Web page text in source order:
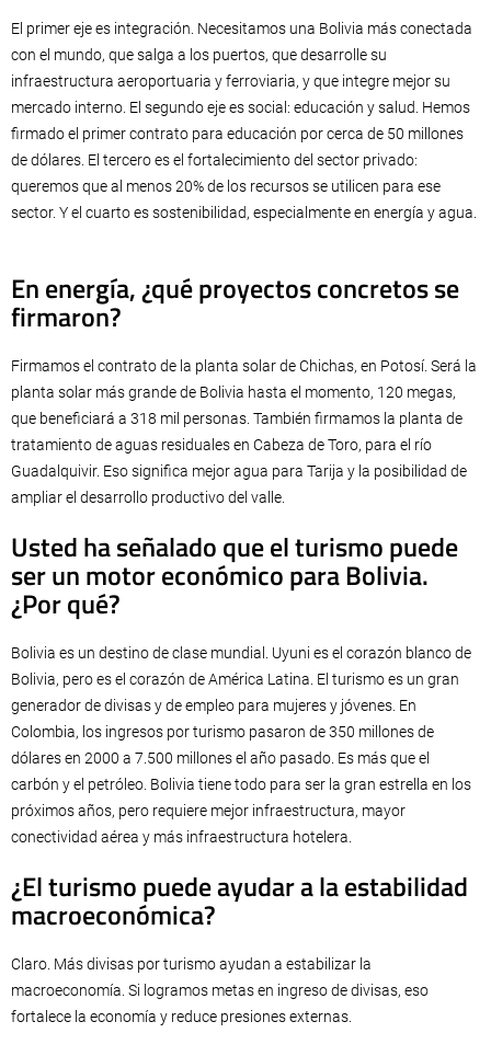
El primer eje es integración. Necesitamos una Bolivia más conectada
con el mundo, que salga a los puertos, que desarrolle su
infraestructura aeroportuaria y ferroviaria, y que integre mejor su
mercado interno. El segundo eje es social: educación y salud. Hemos
firmado el primer contrato para educación por cerca de 50 millones
de dólares. El tercero es el fortalecimiento del sector privado:
queremos que al menos 20% de los recursos se utilicen para ese
sector. Y el cuarto es sostenibilidad, especialmente en energía y agua.
En energía, ¿qué proyectos concretos se
firmaron?
Firmamos el contrato de la planta solar de Chichas, en Potosí. Será la
planta solar más grande de Bolivia hasta el momento, 120 megas,
que beneficiará a 318 mil personas. También firmamos la planta de
tratamiento de aguas residuales en Cabeza de Toro, para el río
Guadalquivir. Eso significa mejor agua para Tarija y la posibilidad de
ampliar el desarrollo productivo del valle.
Usted ha señalado que el turismo puede
ser un motor económico para Bolivia.
¿Por qué?
Bolivia es un destino de clase mundial. Uyuni es el corazón blanco de
Bolivia, pero es el corazón de América Latina. El turismo es un gran
generador de divisas y de empleo para mujeres y jóvenes. En
Colombia, los ingresos por turismo pasaron de 350 millones de
dólares en 2000 a 7.500 millones el año pasado. Es más que el
carbón y el petróleo. Bolivia tiene todo para ser la gran estrella en los
próximos años, pero requiere mejor infraestructura, mayor
conectividad aérea y más infraestructura hotelera.
¿El turismo puede ayudar a la estabilidad
macroeconómica?
Claro. Más divisas por turismo ayudan a estabilizar la
macroeconomía. Si logramos metas en ingreso de divisas, eso
fortalece la economía y reduce presiones externas.